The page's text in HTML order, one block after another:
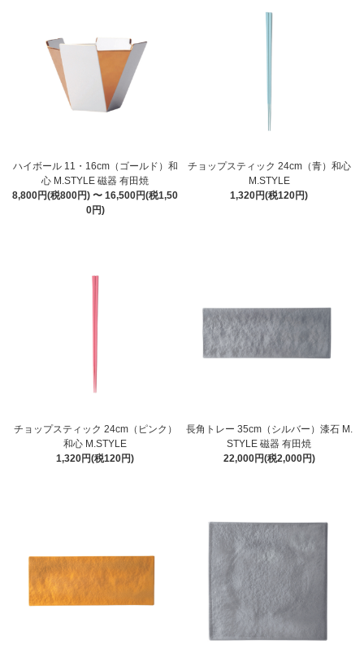
ハイボール 11・16cm（ゴールド）和
心 M.STYLE 磁器 有田焼
8,800円(税800円) 〜 16,500円(税1,50
0円)
チョップスティック 24cm（青）和心
M.STYLE
1,320円(税120円)
チョップスティック 24cm（ピンク）
和心 M.STYLE
1,320円(税120円)
長角トレー 35cm（シルバー）漆石 M.
STYLE 磁器 有田焼
22,000円(税2,000円)